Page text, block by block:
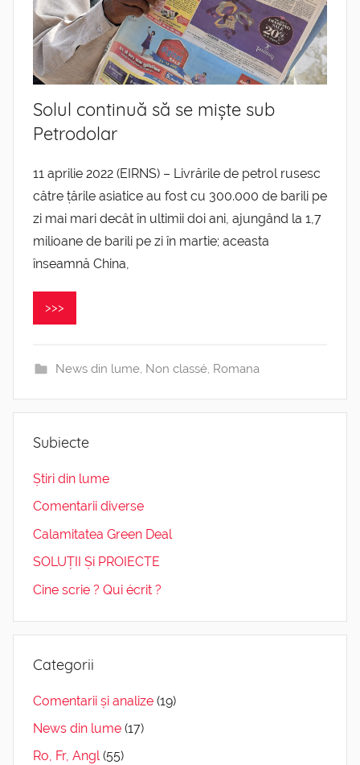
Solul continuă să se miște sub
Petrodolar
11 aprilie 2022 (EIRNS) – Livrările de petrol rusesc
către țările asiatice au fost cu 300.000 de barili pe
zi mai mari decât în ultimii doi ani, ajungând la 1,7
milioane de barili pe zi în martie; aceasta
înseamnă China,
>>>
News din lume, Non classé, Romana
Subiecte
Știri din lume
Comentarii diverse
Calamitatea Green Deal
SOLUȚII Și PROIECTE
Cine scrie ? Qui écrit ?
Categorii
Comentarii și analize (19)
News din lume (17)
Ro, Fr, Angl(55)